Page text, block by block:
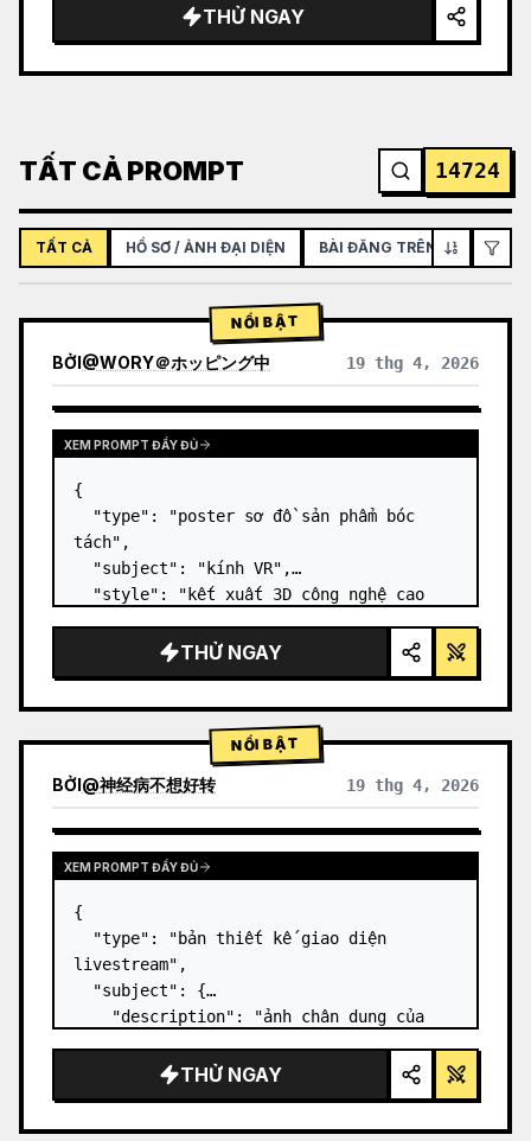
THỬ NGAY
TẤT CẢ PROMPT 14724
TẤT CẢ HỒ SƠ / ẢNH ĐẠI DIỆN BÀI ĐĂNG TRÊN MẠNG XÃ
NỔI BẬT
BỞI@WORY＠ホッピング中 19 thg 4, 2026
XEM PROMPT ĐẦY ĐỦ
{
  "type": "poster sơ đồ sản phẩm bóc
tách",
  "subject": "kính VR",
  "style": "kết xuất 3D công nghệ cao
phát sáng",
  "background": "{argument
default=\"gradient tím và xanh dương dịu
nhẹ\"…
THỬ NGAY
NỔI BẬT
BỞI@神经病不想好转 19 thg 4, 2026
XEM PROMPT ĐẦY ĐỦ
{
  "type": "bản thiết kế giao diện
livestream",
  "subject": {
đen có in hình sơ đồ kỹ thuật màu
trắng",
THỬ NGAY